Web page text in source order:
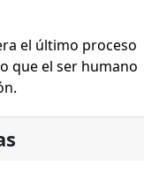
el último proceso
que el ser humano